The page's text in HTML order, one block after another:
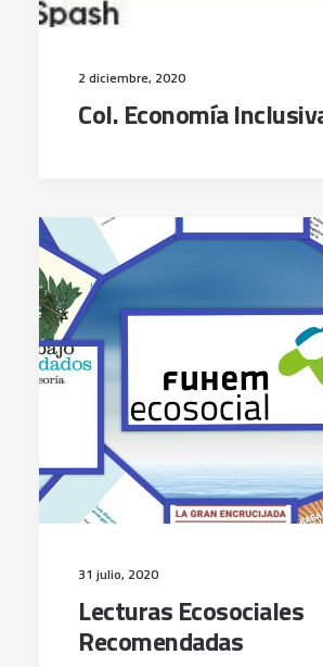
2 diciembre, 2020
Col. Economía
31 julio, 2020
Lecturas Ecosociales
Recomendadas